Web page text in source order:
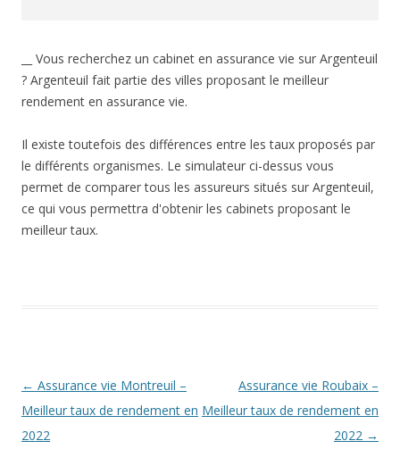
__ Vous recherchez un cabinet en assurance vie sur Argenteuil
? Argenteuil fait partie des villes proposant le meilleur
rendement en assurance vie.
Il existe toutefois des différences entre les taux proposés par
le différents organismes. Le simulateur ci-dessus vous
permet de comparer tous les assureurs situés sur Argenteuil,
ce qui vous permettra d'obtenir les cabinets proposant le
meilleur taux.
Navigation
des
articles
← Assurance vie Montreuil –
Meilleur taux de rendement en
2022
Assurance vie Roubaix –
Meilleur taux de rendement en
2022 →